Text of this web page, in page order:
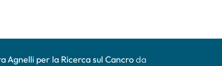
Agnelli per la Ricerca sul Cancroda